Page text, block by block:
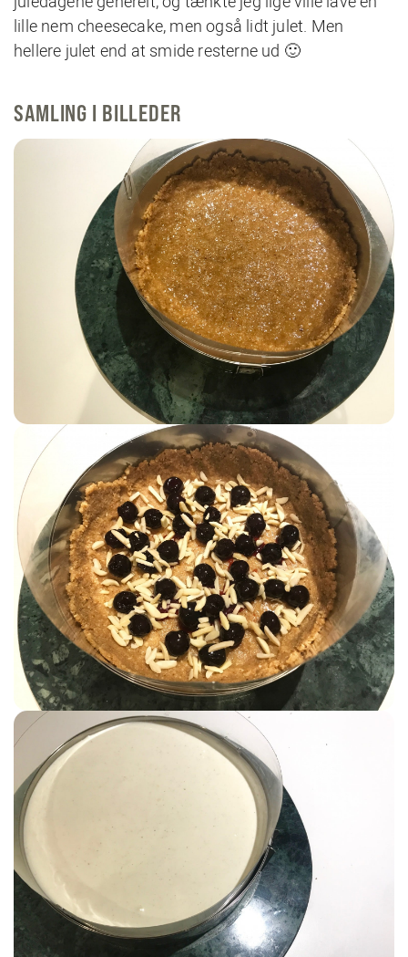
lille nem cheesecake, men også lidt julet. Men
hellere julet end at smide resterne ud 🙂
SAMLING I BILLEDER